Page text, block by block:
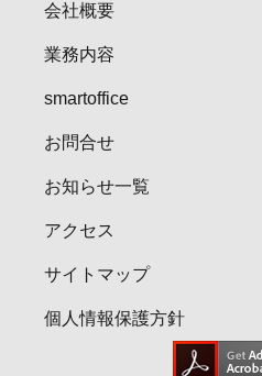
会社概要
業務内容
smartoffice
お問合せ
お知らせ一覧
アクセス
サイトマップ
個人情報保護方針